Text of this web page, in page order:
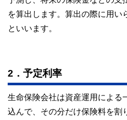
を算出します。算出の際に用い
といいます。
2．予定利率
生命保険会社は資産運用による
込んで、その分だけ保険料を割